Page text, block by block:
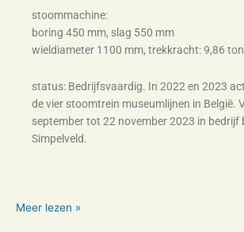
stoommachine:
boring 450 mm, slag 550 mm
wieldiameter 1100 mm, trekkracht: 9,86 ton
status: Bedrijfsvaardig. In 2022 en 2023
de vier stoomtrein museumlijnen in België.
september tot 22 november 2023 in bedrijf
Simpelveld.
Meer lezen »